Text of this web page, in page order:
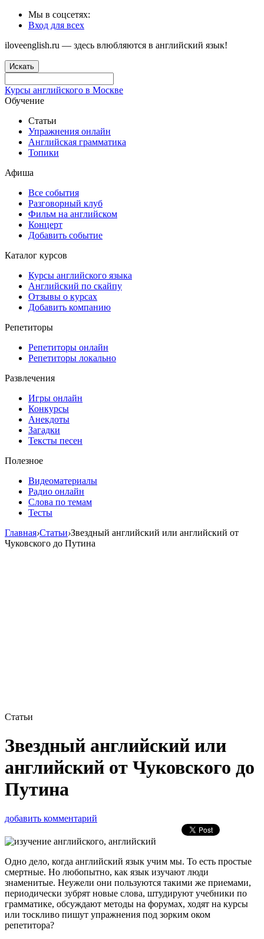
Мы в соцсетях:
Вход для всех
iloveenglish.ru — здесь влюбляются в английский язык!
Искать
Курсы английского в Москве
Обучение
Статьи
Упражнения онлайн
Английская грамматика
Топики
Афиша
Все события
Разговорный клуб
Фильм на английском
Концерт
Добавить событие
Каталог курсов
Курсы английского языка
Английский по скайпу
Отзывы о курсах
Добавить компанию
Репетиторы
Репетиторы онлайн
Репетиторы локально
Развлечения
Игры онлайн
Конкурсы
Анекдоты
Загадки
Тексты песен
Полезное
Видеоматериалы
Радио онлайн
Слова по темам
Тесты
Главная›Статьи›Звездный английский или английский от
Чуковского до Путина
Статьи
Звездный английский или
английский от Чуковского до
Путина
добавить комментарий
Одно дело, когда английский язык учим мы. То есть простые
смертные. Но любопытно, как язык изучают люди
знаменитые. Неужели они пользуются такими же приемами,
периодически зубрят новые слова, штудируют учебники по
грамматике, обсуждают методы на форумах, ходят на курсы
или тоскливо пишут упражнения под зорким оком
репетитора?